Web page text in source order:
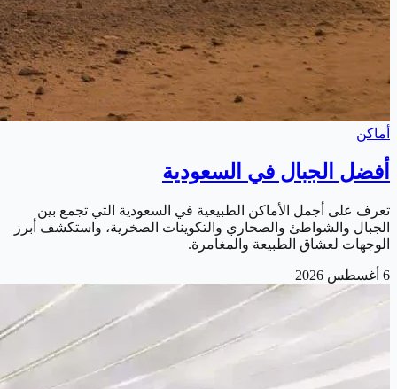
أماكن
أفضل الجبال في السعودية
تعرف على أجمل الأماكن الطبيعية في السعودية التي تجمع بين
الجبال والشواطئ والصحاري والتكوينات الصخرية، واستكشف أبرز
الوجهات لعشاق الطبيعة والمغامرة.
6 أغسطس 2026